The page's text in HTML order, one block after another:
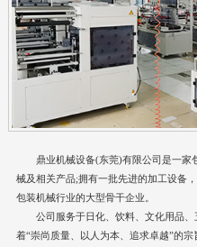
鼎业机械设备(东莞)有限公司是一家
械及相关产品;拥有一批先进的加工设备
包装机械行业的大型骨干企业。
公司服务于日化、饮料、文化用品
着“崇尚质量、以人为本、追求卓越”的